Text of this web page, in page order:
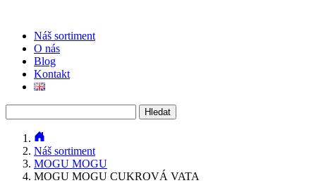
Náš sortiment
O nás
Blog
Kontakt
Náš sortiment
MOGU MOGU
MOGU MOGU CUKROVÁ VATA